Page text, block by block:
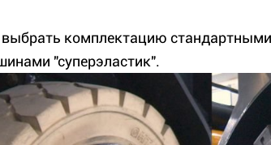
комплектацию
"суперэластик".